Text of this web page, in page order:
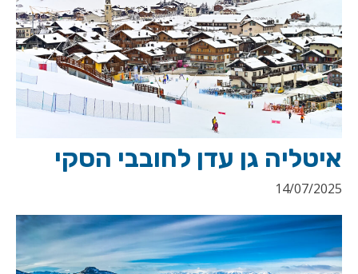
איטליה גן עדן לחובבי הסקי
14/07/2025